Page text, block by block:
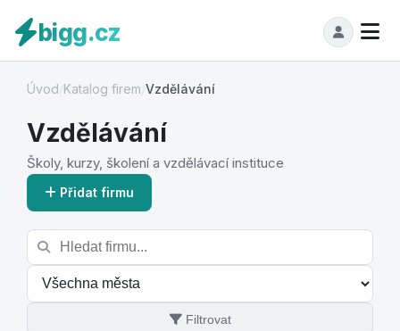
bigg.cz
Úvod Katalog firem Vzdělávání
Vzdělávání
Školy, kurzy, školení a vzdělávací instituce
Přidat firmu
Filtrovat